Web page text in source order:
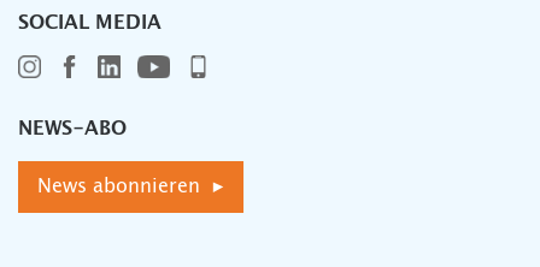
SOCIAL MEDIA
NEWS-ABO
News abonnieren ▸